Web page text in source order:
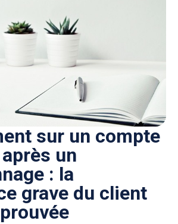
sur un compte
un
: la
grave du client